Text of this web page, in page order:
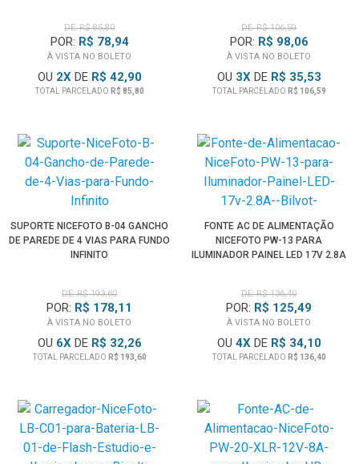
DE: R$ 85,80
POR: R$ 78,94
À VISTA NO BOLETO
OU 2XDE R$ 42,90
TOTAL PARCELADO R$ 85,80
DE: R$ 106,59
POR: R$ 98,06
À VISTA NO BOLETO
OU 3XDE R$ 35,53
TOTAL PARCELADO R$ 106,59
SUPORTE NICEFOTO B-04 GANCHO
DE PAREDE DE 4 VIAS PARA FUNDO
INFINITO
DE: R$ 193,60
POR: R$ 178,11
À VISTA NO BOLETO
OU 6XDE R$ 32,26
TOTAL PARCELADO R$ 193,60
FONTE AC DE ALIMENTAÇÃO
NICEFOTO PW-13 PARA
ILUMINADOR PAINEL LED 17V 2.8A
DE: R$ 136,40
POR: R$ 125,49
À VISTA NO BOLETO
OU 4XDE R$ 34,10
TOTAL PARCELADO R$ 136,40